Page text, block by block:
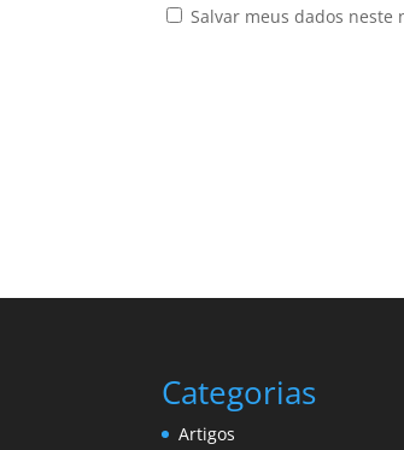
Salvar meus dados neste
Categorias
Artigos